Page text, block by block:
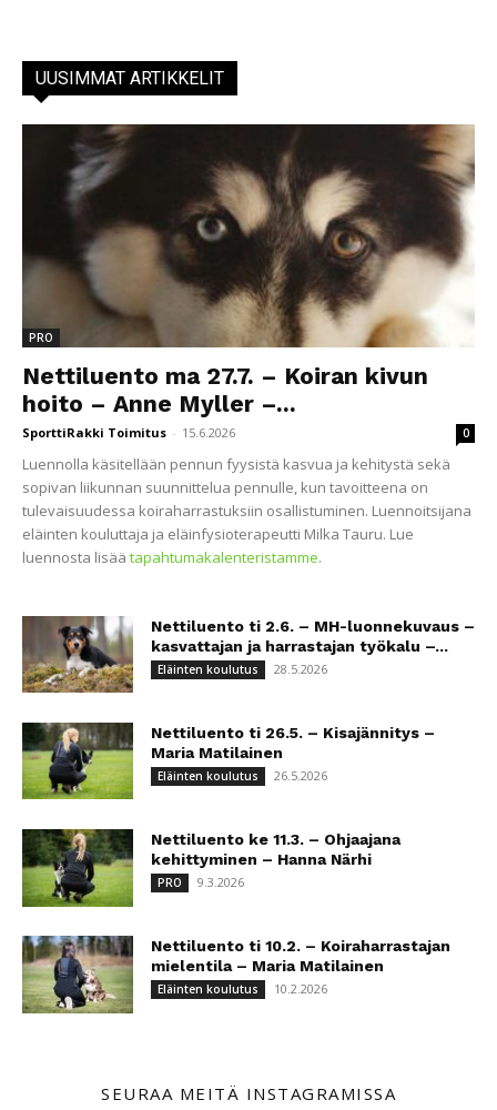
UUSIMMAT ARTIKKELIT
PRO
Nettiluento ma 27.7. – Koiran kivun
hoito – Anne Myller –...
SporttiRakki Toimitus - 15.6.2026 0
Luennolla käsitellään pennun fyysistä kasvua ja kehitystä sekä
sopivan liikunnan suunnittelua pennulle, kun tavoitteena on
tulevaisuudessa koiraharrastuksiin osallistuminen. Luennoitsijana
eläinten kouluttaja ja eläinfysioterapeutti Milka Tauru. Lue
luennosta lisää tapahtumakalenteristamme.
Nettiluento ti 2.6. – MH-luonnekuvaus –
kasvattajan ja harrastajan työkalu –...
Eläinten koulutus 28.5.2026
Nettiluento ti 26.5. – Kisajännitys –
Maria Matilainen
Eläinten koulutus 26.5.2026
Nettiluento ke 11.3. – Ohjaajana
kehittyminen – Hanna Närhi
PRO 9.3.2026
Nettiluento ti 10.2. – Koiraharrastajan
mielentila – Maria Matilainen
Eläinten koulutus 10.2.2026
SEURAA MEITÄ INSTAGRAMISSA